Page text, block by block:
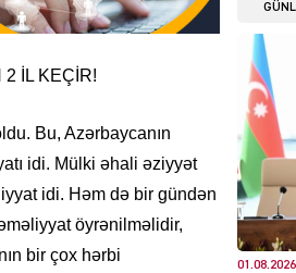
İL KEÇİR!
Bu, Azərbaycanın
idi. Mülki əhali əziyyət
idi. Həm də bir gündən
öyrənilməlidir,
bir çox hərbi
DÜNYA
DÜNYA
01.08.2026